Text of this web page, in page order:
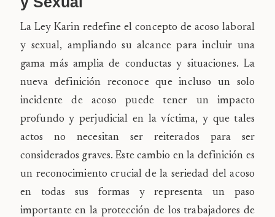
La Ley Karin redefine el concepto de acoso laboral
y sexual, ampliando su alcance para incluir una
gama más amplia de conductas y situaciones. La
nueva definición reconoce que incluso un solo
incidente de acoso puede tener un impacto
profundo y perjudicial en la víctima, y que tales
actos no necesitan ser reiterados para ser
considerados graves. Este cambio en la definición es
un reconocimiento crucial de la seriedad del acoso
en todas sus formas y representa un paso
importante en la protección de los trabajadores de